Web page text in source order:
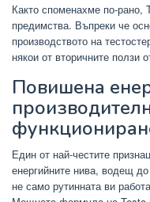
Както споменахме по-рано,
предимства. Въпреки че
производството на
някои от вторичните ползи
Повишена
Един от най-честите
енергийните нива, водещ
не само рутинната ви